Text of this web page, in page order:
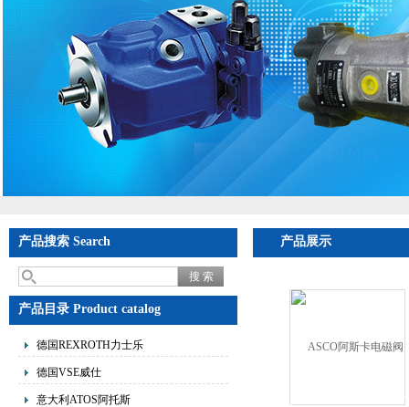
产品搜索 Search
产品目录 Product catalog
德国REXROTH力士乐
德国VSE威仕
意大利ATOS阿托斯
产品展示